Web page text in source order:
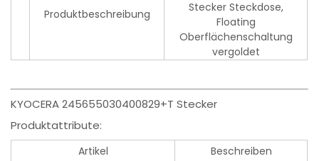
Produktbeschreibung
Stecker Steckdose,
Floating
Oberflächenschaltung
vergoldet
KYOCERA 245655030400829+T Stecker
Produktattribute:
Artikel Beschreiben